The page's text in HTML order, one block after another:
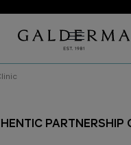
PARTNERSHIP